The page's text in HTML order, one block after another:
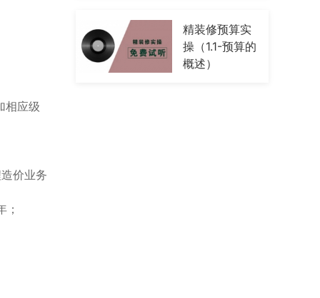
相应级
价业务
精装修预算实
操（1.1-预算的
概述）